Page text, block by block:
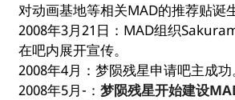
对动画基地等相关MAD的推荐贴诞生
2008年3月21日：MAD组织
在吧内展开宣传。
2008年4月：梦陨残星申请吧主成功
2008年5月-： 梦陨残星开始建设